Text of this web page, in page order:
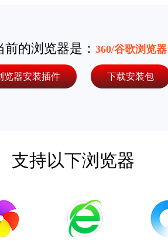
前的浏览器是： 360/谷歌浏览器
览器安装插件 下载安装包
支持以下浏览器